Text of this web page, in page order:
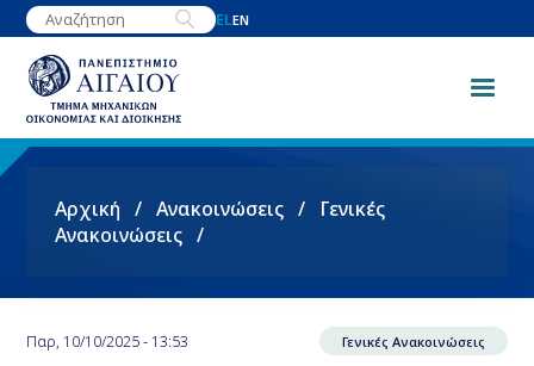
Παράκαμψη
προς
κυρίως
περιεχόμενο
ELEN
Breadcrumb
Αρχική Ανακοινώσεις
Γενικές
Ανακοινώσεις
Παρ, 10/10/2025 - 13:53 Γενικές Ανακοινώσεις